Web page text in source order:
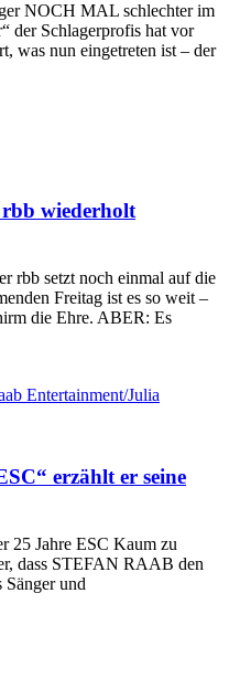
NOCH MAL schlechter im
der Schlagerprofis hat vor
was nun eingetreten ist – der
wiederholt
setzt noch einmal auf die
Freitag ist es so weit –
die Ehre. ABER: Es
erzählt er seine
Jahre ESC Kaum zu
dass STEFAN RAAB den
Sänger und